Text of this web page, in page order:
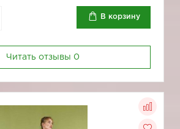
В корзину
Читать отзывы 0